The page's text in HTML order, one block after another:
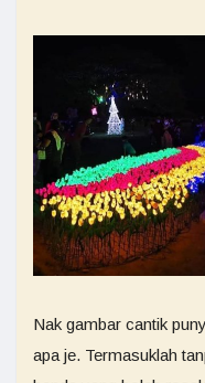
Nak gambar cantik
apa je. Termasuklah